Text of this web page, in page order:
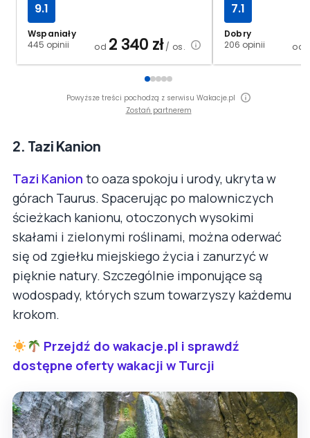
Wspaniały
445 opinii
9.1
od 2 340 zł/ os.
Dobry
206 opinii
7.1
od
Powyższe treści pochodzą z serwisu Wakacje.pl
Zostań partnerem
2. Tazi Kanion
Tazi Kanion to oaza spokoju i urody, ukryta w
górach Taurus. Spacerując po malowniczych
ścieżkach kanionu, otoczonych wysokimi
skałami i zielonymi roślinami, można oderwać
się od zgiełku miejskiego życia i zanurzyć w
pięknie natury. Szczególnie imponujące są
wodospady, których szum towarzyszy każdemu
krokom.
Przejdź do wakacje.pl i sprawdź
dostępne oferty wakacji w Turcji